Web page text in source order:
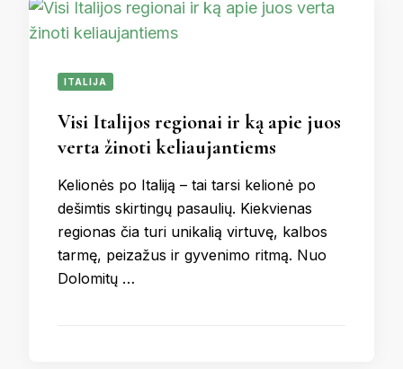
ITALIJA
Visi Italijos regionai ir ką apie juos
verta žinoti keliaujantiems
Kelionės po Italiją – tai tarsi kelionė po
dešimtis skirtingų pasaulių. Kiekvienas
regionas čia turi unikalią virtuvę, kalbos
tarmę, peizažus ir gyvenimo ritmą. Nuo
Dolomitų …